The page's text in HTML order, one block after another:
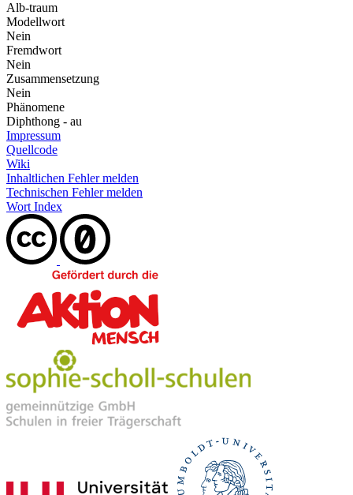
Alb-traum
Modellwort
Nein
Fremdwort
Nein
Zusammensetzung
Nein
Phänomene
Diphthong - au
Impressum
Quellcode
Wiki
Inhaltlichen Fehler melden
Technischen Fehler melden
Wort Index